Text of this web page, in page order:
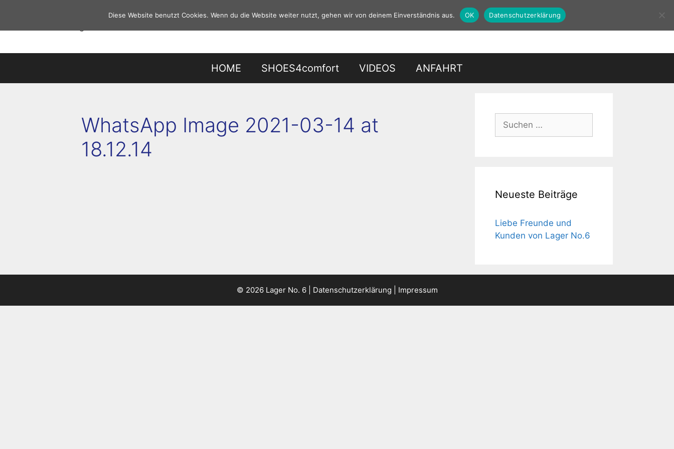
springen
HOME SHOES4comfort VIDEOS ANFAHRT
WhatsApp Image 2021-03-14 at
18.12.14
nach:
Neueste Beiträge
Liebe Freunde und
Kunden von Lager No.6
© 2026 Lager No. 6 | Datenschutzerklärung Impressum
Diese Website benutzt Cookies. Wenn du die Website weiter nutzt, gehen wir von deinem Einverständnis aus. OK Datenschutzerklärung